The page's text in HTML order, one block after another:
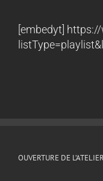
[embedyt]
OUVERTURE DE L’ATELIER